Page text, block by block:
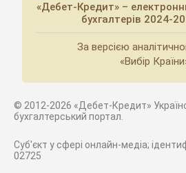
«Дебет-Кредит» –
бухгалтерів 2024-
За версією
«Вибір
© 2012-2026 «Дебет-Кредит»
бухгалтерський портал.
Суб'єкт у сфері онлайн-медіа;
02725